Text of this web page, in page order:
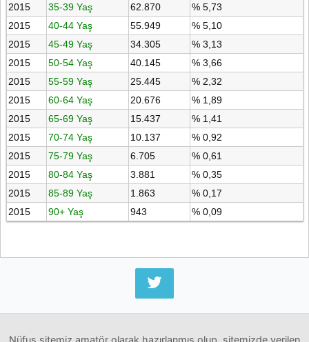
2015
35-39 Yaş 62.870
% 5,73
2015
40-44 Yaş 55.949
% 5,10
2015
45-49 Yaş 34.305
% 3,13
2015
50-54 Yaş 40.145
% 3,66
2015
55-59 Yaş 25.445
% 2,32
2015
60-64 Yaş 20.676
% 1,89
2015
65-69 Yaş 15.437
% 1,41
2015
70-74 Yaş 10.137
% 0,92
2015
75-79 Yaş 6.705
% 0,61
2015
80-84 Yaş 3.881
% 0,35
2015
85-89 Yaş 1.863
% 0,17
2015
90+ Yaş 943 % 0,09
Nüfus sitemiz amatör olarak hazırlanmış olup, sitemizde verilen